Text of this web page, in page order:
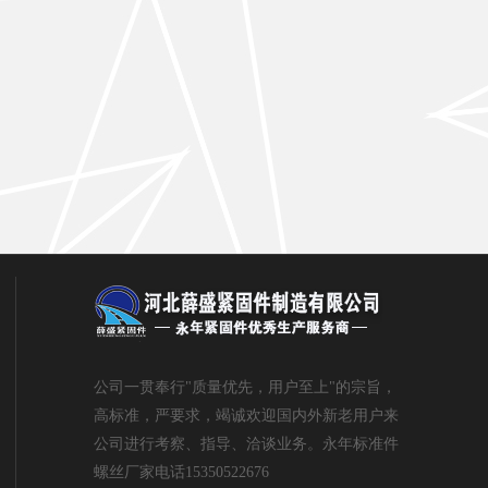
公司一贯奉行"质量优先，用户至上"的宗旨，
高标准，严要求，竭诚欢迎国内外新老用户来
公司进行考察、指导、洽谈业务。永年标准件
螺丝厂家电话15350522676